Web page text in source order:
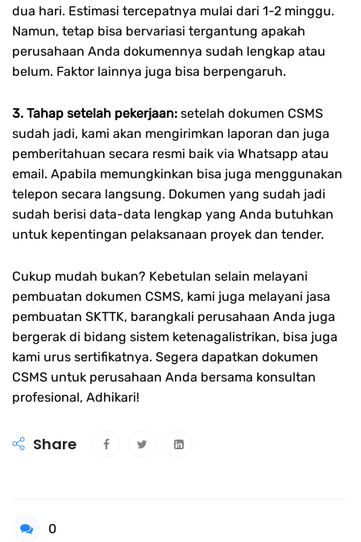
dua hari. Estimasi tercepatnya mulai dari 1-2 minggu.
Namun, tetap bisa bervariasi tergantung apakah
perusahaan Anda dokumennya sudah lengkap atau
belum. Faktor lainnya juga bisa berpengaruh.
3. Tahap setelah pekerjaan: setelah dokumen CSMS
sudah jadi, kami akan mengirimkan laporan dan juga
pemberitahuan secara resmi baik via Whatsapp atau
email. Apabila memungkinkan bisa juga menggunakan
telepon secara langsung. Dokumen yang sudah jadi
sudah berisi data-data lengkap yang Anda butuhkan
untuk kepentingan pelaksanaan proyek dan tender.
Cukup mudah bukan? Kebetulan selain melayani
pembuatan dokumen CSMS, kami juga melayani jasa
pembuatan SKTTK, barangkali perusahaan Anda juga
bergerak di bidang sistem ketenagalistrikan, bisa juga
kami urus sertifikatnya. Segera dapatkan dokumen
CSMS untuk perusahaan Anda bersama konsultan
profesional, Adhikari!
Share
0